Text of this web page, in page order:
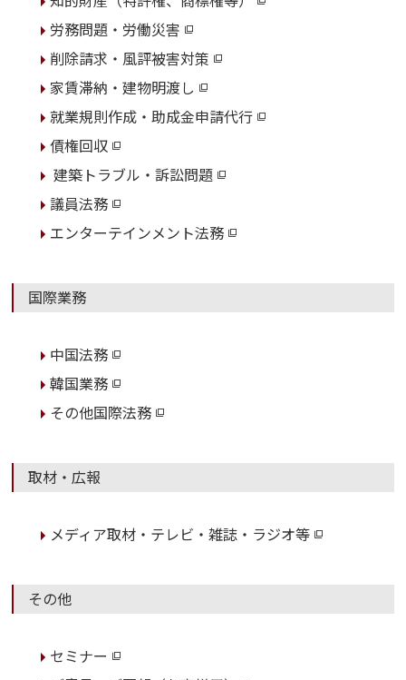
労務問題・労働災害
削除請求・風評被害対策
家賃滞納・建物明渡し
就業規則作成・助成金申請代行
債権回収
建築トラブル・訴訟問題
議員法務
エンターテインメント法務
国際業務
中国法務
韓国業務
その他国際法務
取材・広報
メディア取材・テレビ・雑誌・ラジオ等
その他
セミナー